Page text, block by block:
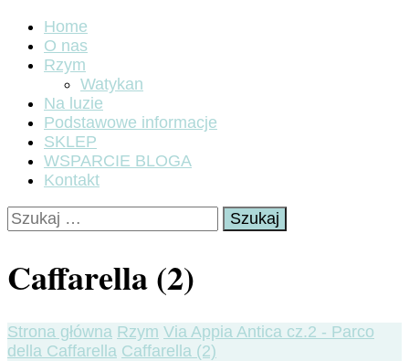
Home
O nas
Rzym
Watykan
Na luzie
Podstawowe informacje
SKLEP
WSPARCIE BLOGA
Kontakt
Szukaj:
Caffarella (2)
Strona główna Rzym Via Appia Antica cz.2 - Parco
della Caffarella Caffarella (2)